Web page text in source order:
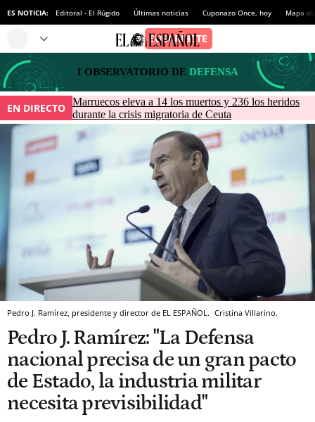
ES NOTICIA: Editoral - El Rúgido Últimas noticias Cuponazo Once, hoy Mapa
I OBSERVATORIO DE DEFENSA
EN DIRECTO Marruecos eleva a 14 los muertos y 236 los heridos
durante la crisis migratoria de Ceuta
Pedro J. Ramírez, presidente y director de EL ESPAÑOL. Cristina Villarino.
Pedro J. Ramírez: "La Defensa
nacional precisa de un gran pacto
de Estado, la industria militar
necesita previsibilidad"